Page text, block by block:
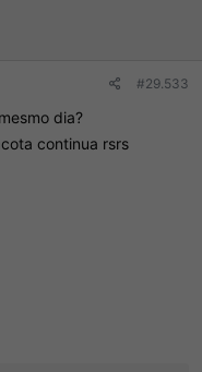
#29.533
dia?
continua rsrs